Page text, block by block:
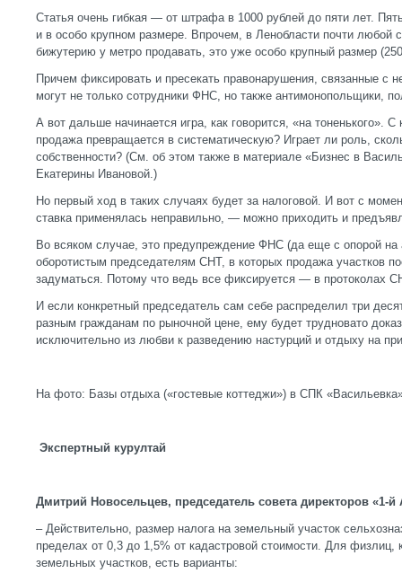
Статья очень гибкая — от штрафа в 1000 рублей до пяти лет.
и в особо крупном размере. Впрочем, в Ленобласти почти любой
бижутерию у метро продавать, это уже особо крупный размер
Причем фиксировать и пресекать правонарушения, связанные с
могут не только сотрудники ФНС, но также антимонопольщики,
А вот дальше начинается игра, как говорится, «на тоненького». С
продажа превращается в систематическую? Играет ли роль,
собственности? (См. об этом также в материале «Бизнес в
Екатерины Ивановой.)
Но первый ход в таких случаях будет за налоговой. И вот с
ставка применялась неправильно, — можно приходить и
Во всяком случае, это предупреждение ФНС (да еще с опорой на
оборотистым председателям СНТ, в которых продажа участков
задуматься. Потому что ведь все фиксируется — в протоколах
И если конкретный председатель сам себе распределил три
разным гражданам по рыночной цене, ему будет трудновато
исключительно из любви к разведению настурций и отдыху на
На фото: Базы отдыха («гостевые коттеджи») в СПК
Экспертный курултай
Дмитрий Новосельцев, председатель совета директоров «1-
– Действительно, размер налога на земельный участок
пределах от 0,3 до 1,5% от кадастровой стоимости. Для физлиц,
земельных участков, есть варианты: